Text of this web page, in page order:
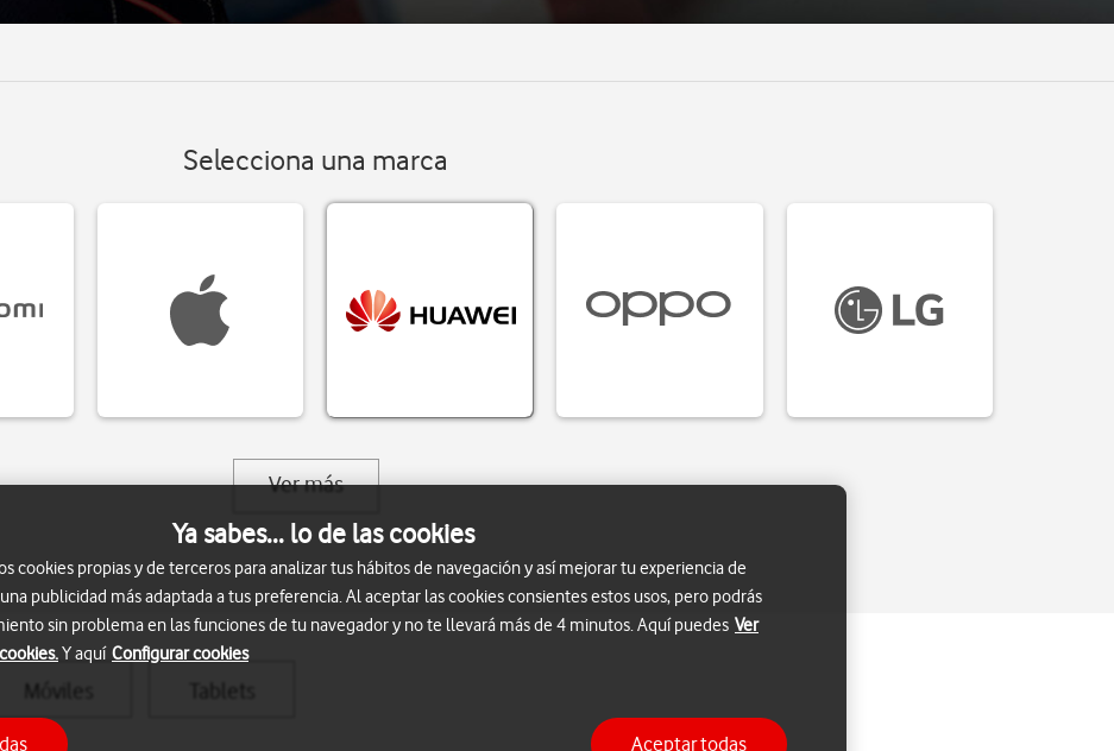
Selecciona una marca
Ver más
Móviles Tablets
Ya sabes... lo de las cookies
cookies propias y de terceros para analizar tus hábitos de navegación y así mejorar tu experiencia de
publicidad más adaptada a tus preferencia. Al aceptar las cookies consientes estos usos, pero podrás
sin problema en las funciones de tu navegador y no te llevará más de 4 minutos. Aquí puedes Ver
Y aquí Configurar cookies
Aceptar todas